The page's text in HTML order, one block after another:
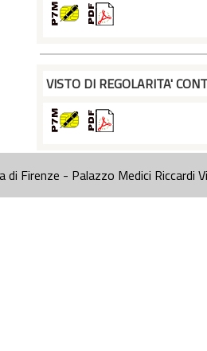
VISTO DI REGOLARITA'
Firenze - Palazzo Medici Riccardi